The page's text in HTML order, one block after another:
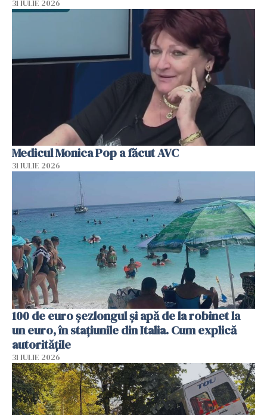
31 IULIE 2026
Medicul Monica Pop a făcut AVC
31 IULIE 2026
100 de euro șezlongul și apă de la robinet la
un euro, în stațiunile din Italia. Cum explică
autoritățile
31 IULIE 2026